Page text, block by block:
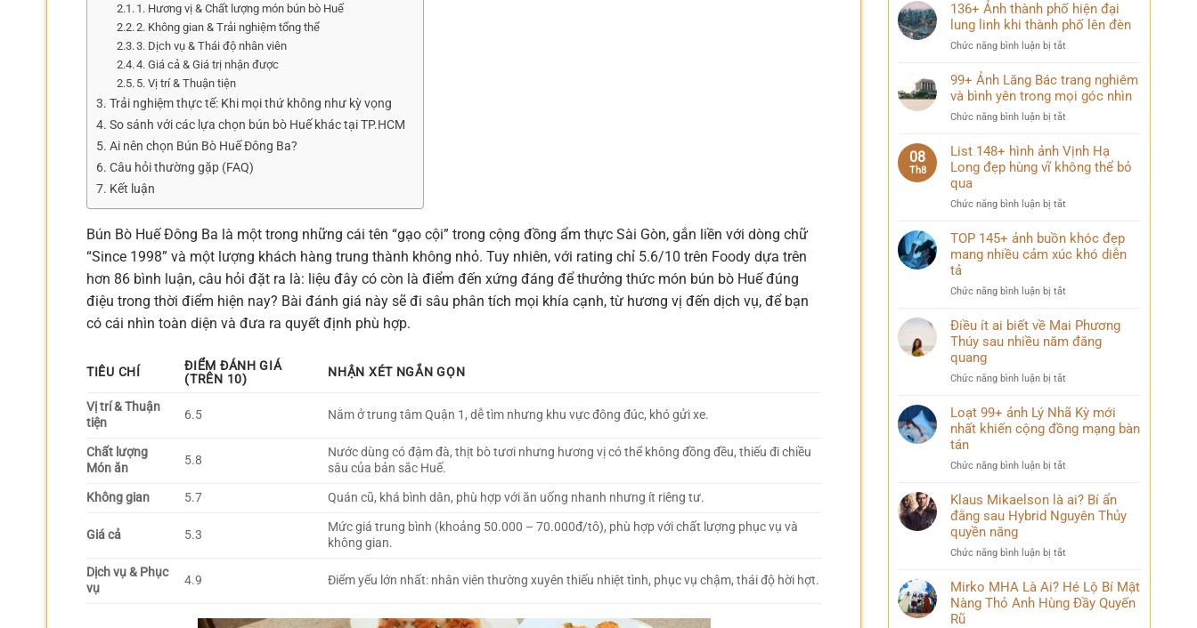
1. Hương vị & Chất lượng món bún bò Huế
2. Không gian & Trải nghiệm tổng thể
3. Dịch vụ & Thái độ nhân viên
4. Giá cả & Giá trị nhận được
5. Vị trí & Thuận tiện
Trải nghiệm thực tế: Khi mọi thứ không như kỳ vọng
So sánh với các lựa chọn bún bò Huế khác tại TP.HCM
Ai nên chọn Bún Bò Huế Đông Ba?
Câu hỏi thường gặp (FAQ)
Kết luận
Bún Bò Huế Đông Ba là một trong những cái tên “gạo cội” trong cộng đồng ẩm thực Sài Gòn, gắn liền với dòng chữ
“Since 1998” và một lượng khách hàng trung thành không nhỏ. Tuy nhiên, với rating chỉ 5.6/10 trên Foody dựa trên
hơn 86 bình luận, câu hỏi đặt ra là: liệu đây có còn là điểm đến xứng đáng để thưởng thức món bún bò Huế đúng
điệu trong thời điểm hiện nay? Bài đánh giá này sẽ đi sâu phân tích mọi khía cạnh, từ hương vị đến dịch vụ, để bạn
có cái nhìn toàn diện và đưa ra quyết định phù hợp.
TIÊU CHÍ
ĐIỂM ĐÁNH GIÁ
(TRÊN 10)
NHẬN XÉT NGẮN GỌN
Vị trí & Thuận
tiện
6.5 Nằm ở trung tâm Quận 1, dễ tìm nhưng khu vực đông đúc, khó gửi xe.
Chất lượng
Món ăn
5.8
Nước dùng có đậm đà, thịt bò tươi nhưng hương vị có thể không đồng đều, thiếu đi chiều
sâu của bản sắc Huế.
Không gian
5.7 Quán cũ, khá bình dân, phù hợp với ăn uống nhanh nhưng ít riêng tư.
Giá cả 5.3
Mức giá trung bình (khoảng 50.000 – 70.000đ/tô), phù hợp với chất lượng phục vụ và
không gian.
Dịch vụ & Phục
vụ
4.9 Điểm yếu lớn nhất: nhân viên thường xuyên thiếu nhiệt tình, phục vụ chậm, thái độ hời hợt.
136+ Ảnh thành phố hiện đại
lung linh khi thành phố lên đèn
Chức năng bình luận bị tắt
Ảnh
thành
phố
hiện
lung
linh
phố
đèn
99+ Ảnh Lăng Bác trang nghiêm
và bình yên trong mọi góc nhìn
Chức năng bình luận bị tắt
Ảnh
Lăng
nghiêm
bình
yên
góc
08
Th8
List 148+ hình ảnh Vịnh Hạ
Long đẹp hùng vĩ không thể bỏ
qua
Chức năng bình luận bị tắt
148+
hình
Hạ
đẹp
hùng
thể
qua
TOP 145+ ảnh buồn khóc đẹp
mang nhiều cảm xúc khó diễn
tả
Chức năng bình luận bị tắt
145+
ảnh
đẹp
nhiều
cảm
diễn
Điều ít ai biết về Mai Phương
Thúy sau nhiều năm đăng
quang
Chức năng bình luận bị tắt
ít
biết
Mai
Thúy
sau
đăng
Loạt 99+ ảnh Lý Nhã Kỳ mới
nhất khiến cộng đồng mạng bàn
tán
Chức năng bình luận bị tắt
99+
Lý
Kỳ
nhất
khiến
Klaus Mikaelson là ai? Bí ẩn
đằng sau Hybrid Nguyên Thủy
quyền năng
Chức năng bình luận bị tắt
Mikaelson
ai?
Mirko MHA Là Ai? Hé Lộ Bí Mật
Nàng Thỏ Anh Hùng Đầy Quyến
Rũ